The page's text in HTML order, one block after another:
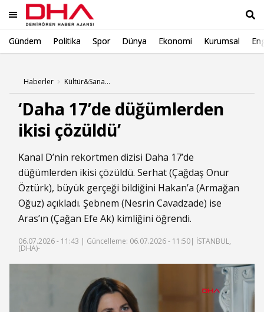
Gündem Politika Spor Dünya Ekonomi Kurumsal
Haberler Kültür&Sanat Haberleri
‘Daha 17’de düğümlerden
ikisi çözüldü’
Kanal D’nin rekortmen dizisi Daha 17’de
düğümlerden ikisi çözüldü. Serhat (Çağdaş Onur
Öztürk), büyük gerçeği bildiğini Hakan’a (Armağan
Oğuz) açıkladı. Şebnem (Nesrin Cavadzade) ise
Aras’ın (Çağan Efe Ak) kimliğini öğrendi.
06.07.2026 - 11:43 | Güncelleme: 06.07.2026 - 11:50| İSTANBUL,
(DHA)-